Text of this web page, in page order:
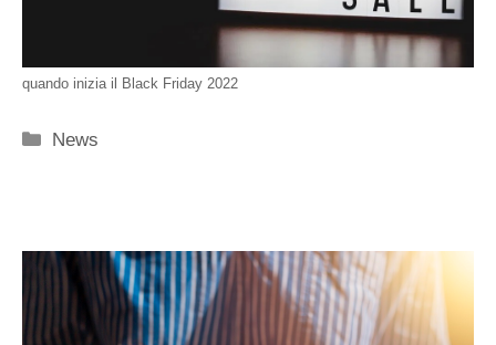
quando inizia il Black Friday 2022
Categorie
News